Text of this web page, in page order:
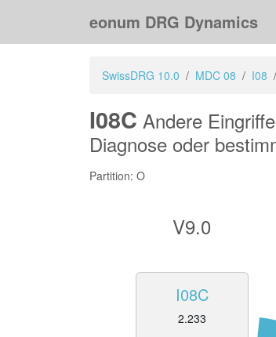
eonum DRG Dynamics
SwissDRG 10.0 MDC 08 I08
I08C Andere
Diagnose oder
Partition: O
V9.0
I08C
2.233